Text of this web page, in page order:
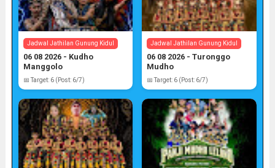
Jadwal Jathilan Gunung Kidul
06 08 2026 - Kudho
Manggolo
📅 Target: 6 (Post: 6/7)
Jadwal Jathilan Gunung Kidul
06 08 2026 - Turonggo
Mudho
📅 Target: 6 (Post: 6/7)